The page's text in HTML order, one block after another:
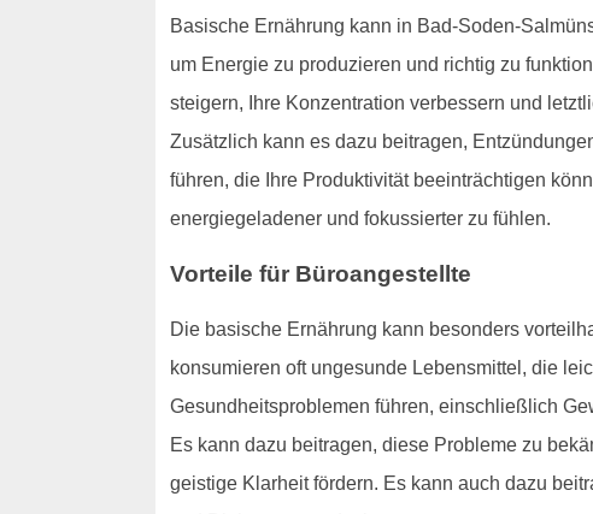
Basische Ernährung kann in Bad-Soden-
um Energie zu produzieren und richtig zu
steigern, Ihre Konzentration verbessern und
Zusätzlich kann es dazu beitragen,
führen, die Ihre Produktivität beeinträchtigen
energiegeladener und fokussierter zu fühlen.
Vorteile für Büroangestellte
Die basische Ernährung kann besonders
konsumieren oft ungesunde Lebensmittel, die
Gesundheitsproblemen führen, einschließlich
Es kann dazu beitragen, diese Probleme zu
geistige Klarheit fördern. Es kann auch dazu